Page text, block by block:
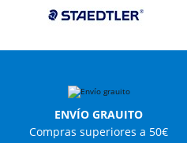
ENVÍO GRAUITO
Compras superiores a 50€